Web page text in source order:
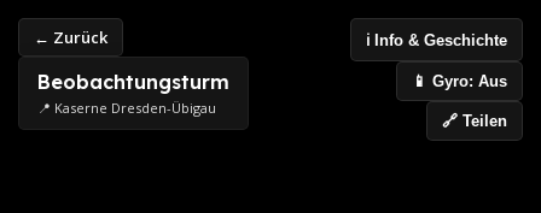
← Zurück
Beobachtungsturm
📍 Kaserne Dresden-Übigau
ℹ️ Info & Geschichte
📱 Gyro: Aus
🔗 Teilen